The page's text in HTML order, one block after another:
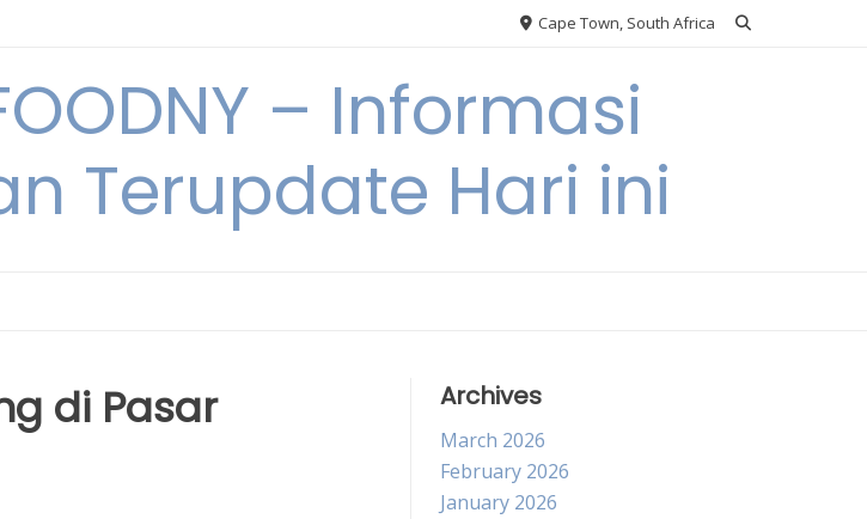
Cape Town, South Africa
– Informasi
Terupdate Hari ini
di Pasar
Archives
March 2026
February 2026
January 2026